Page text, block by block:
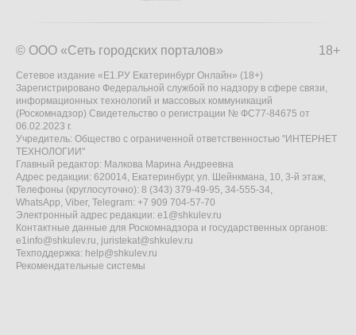
18+
© ООО «Сеть городских порталов»
Сетевое издание «Е1.РУ Екатеринбург Онлайн» (18+)
Зарегистрировано Федеральной службой по надзору в сфере связи,
информационных технологий и массовых коммуникаций
(Роскомнадзор) Свидетельство о регистрации № ФС77-84675 от
06.02.2023 г.
Учредитель: Общество с ограниченной ответственностью "ИНТЕРНЕТ
ТЕХНОЛОГИИ"
Главный редактор: Малкова Марина Андреевна
Адрес редакции: 620014, Екатеринбург, ул. Шейнкмана, 10, 3-й этаж,
Телефоны (круглосуточно): 8 (343) 379-49-95, 34-555-34,
WhatsApp, Viber, Telegram: +7 909 704-57-70
Электронный адрес редакции: e1@shkulev.ru
Контактные данные для Роскомнадзора и государственных органов:
e1info@shkulev.ru, juristekat@shkulev.ru
Техподдержка: help@shkulev.ru
Рекомендательные системы